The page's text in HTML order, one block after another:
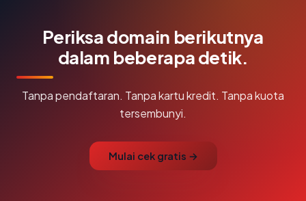
Periksa domain berikutnya
dalam beberapa detik.
Tanpa pendaftaran. Tanpa kartu kredit. Tanpa kuota
tersembunyi.
Mulai cek gratis →